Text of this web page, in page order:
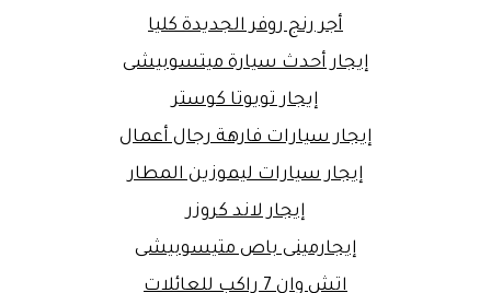
أجر رنج روفر الجديدة كليا
إيجار أحدث سيارة ميتسوبيشى
إيجار تويوتا كوستر
إيجار سيارات فارهة رجال أعمال
إيجار سيارات ليموزين المطار
إيجار لاند كروزر
إيجارمينى باص متيسوبيشى
اتش وان 7 راكب للعائلات